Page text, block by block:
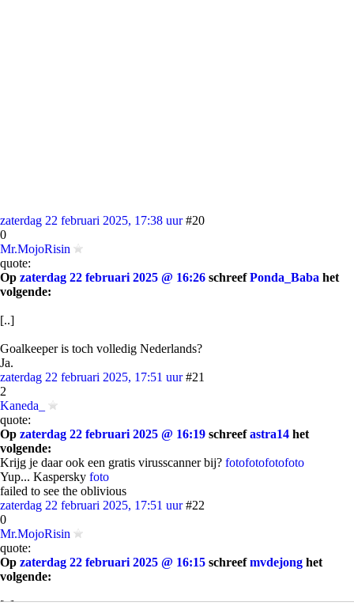
zaterdag 22 februari 2025, 17:38 uur #20
0
Mr.MojoRisin
quote:
Op zaterdag 22 februari 2025 @ 16:26 schreefPonda_Baba het
volgende:
[..]
Goalkeeper is toch volledig Nederlands?
Ja.
zaterdag 22 februari 2025, 17:51 uur #21
2
Kaneda_
quote:
Op zaterdag 22 februari 2025 @ 16:19 schreefastra14 het
volgende:
Krijg je daar ook een gratis virusscanner bij? fotofotofotofoto
Yup... Kaspersky foto
failed to see the oblivious
zaterdag 22 februari 2025, 17:51 uur #22
0
Mr.MojoRisin
quote:
Op zaterdag 22 februari 2025 @ 16:15 schreefmvdejong het
volgende:
[..]